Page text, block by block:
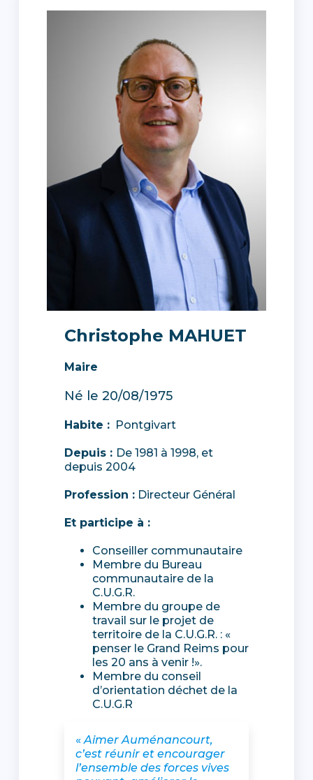
Christophe MAHUET
Maire
Né le 20/08/1975
Habite :Pontgivart
Depuis : De 1981 à 1998, et
depuis 2004
Profession :Directeur Général
Et participe à :
Conseiller communautaire
Membre du Bureau
communautaire de la
C.U.G.R.
Membre du groupe de
travail sur le projet de
territoire de la C.U.G.R. : «
penser le Grand Reims pour
les 20 ans à venir !».
Membre du conseil
d’orientation déchet de la
C.U.G.R
«Aimer Auménancourt,
c’est réunir et encourager
l’ensemble des forces vives